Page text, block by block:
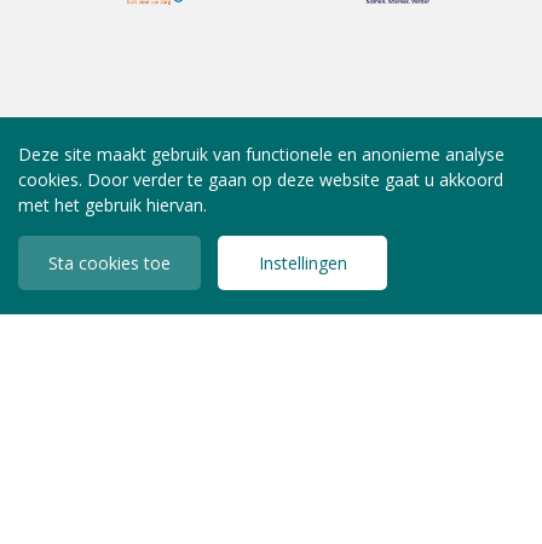
Deze site maakt gebruik van functionele en anonieme analyse
cookies. Door verder te gaan op deze website gaat u akkoord
met het gebruik hiervan.
Sta cookies toe Instellingen